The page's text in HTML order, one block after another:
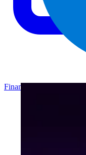
Finance